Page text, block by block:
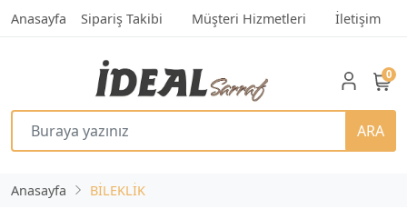
Anasayfa Sipariş Takibi Müşteri Hizmetleri İletişim
ARA
0
Anasayfa BİLEKLİK